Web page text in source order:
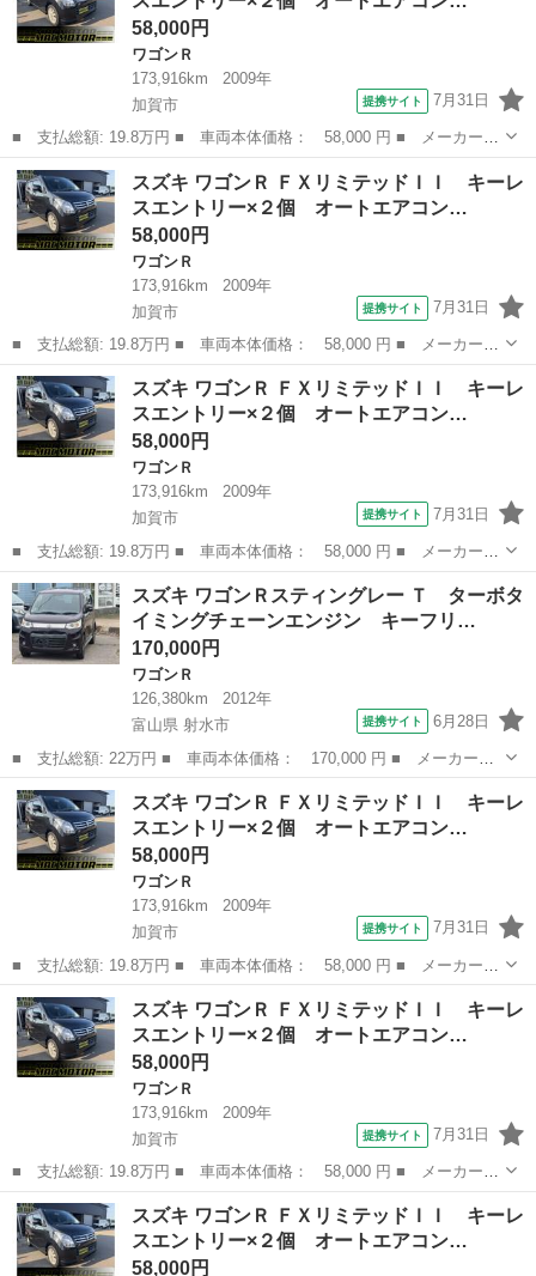
58,000円
ワゴンＲ
173,916km
2009年
加賀市
提携サイト 7月31日
■ 支払総額: 19.8万円 ■ 車両本体価格： 58,000 円 ■ メーカー
名： スズキ ■ 車種名： ワゴンＲ ■ グレード名： ＦＸリミテ
ッドＩＩ キーレスエントリー×２個 オートエアコン プッシュスタ
ート １４Ａ...
石川 加賀市 ワゴンＲ
スズキ ワゴンＲ ＦＸリミテッドＩＩ キーレ
スエントリー×２個 オートエアコン…
58,000円
ワゴンＲ
173,916km
2009年
加賀市
提携サイト 7月31日
■ 支払総額: 19.8万円 ■ 車両本体価格： 58,000 円 ■ メーカー
名： スズキ ■ 車種名： ワゴンＲ ■ グレード名： ＦＸリミテ
ッドＩＩ キーレスエントリー×２個 オートエアコン プッシュスタ
ート １４Ａ...
石川 加賀市 ワゴンＲ
スズキ ワゴンＲ ＦＸリミテッドＩＩ キーレ
スエントリー×２個 オートエアコン…
58,000円
ワゴンＲ
173,916km
2009年
加賀市
提携サイト 7月31日
■ 支払総額: 19.8万円 ■ 車両本体価格： 58,000 円 ■ メーカー
名： スズキ ■ 車種名： ワゴンＲ ■ グレード名： ＦＸリミテ
ッドＩＩ キーレスエントリー×２個 オートエアコン プッシュスタ
ート １４Ａ...
石川 加賀市 ワゴンＲ
スズキ ワゴンＲスティングレー Ｔ ターボタ
イミングチェーンエンジン キーフリ…
170,000円
ワゴンＲ
126,380km
2012年
富山県 射水市
提携サイト 6月28日
■ 支払総額: 22万円 ■ 車両本体価格： 170,000 円 ■ メーカー
名： スズキ ■ 車種名： ワゴンＲスティングレー ■ グレード
名： Ｔ ターボタイミングチェーンエンジン キーフリー プッシ
ュスタート アルミ...
富山 射水市 ワゴンＲ
スズキ ワゴンＲ ＦＸリミテッドＩＩ キーレ
スエントリー×２個 オートエアコン…
58,000円
ワゴンＲ
173,916km
2009年
加賀市
提携サイト 7月31日
■ 支払総額: 19.8万円 ■ 車両本体価格： 58,000 円 ■ メーカー
名： スズキ ■ 車種名： ワゴンＲ ■ グレード名： ＦＸリミテ
ッドＩＩ キーレスエントリー×２個 オートエアコン プッシュスタ
ート １４Ａ...
石川 加賀市 ワゴンＲ
スズキ ワゴンＲ ＦＸリミテッドＩＩ キーレ
スエントリー×２個 オートエアコン…
58,000円
ワゴンＲ
173,916km
2009年
加賀市
提携サイト 7月31日
■ 支払総額: 19.8万円 ■ 車両本体価格： 58,000 円 ■ メーカー
名： スズキ ■ 車種名： ワゴンＲ ■ グレード名： ＦＸリミテ
ッドＩＩ キーレスエントリー×２個 オートエアコン プッシュスタ
ート １４Ａ...
石川 加賀市 ワゴンＲ ワゴンR
スズキ ワゴンＲ ＦＸリミテッドＩＩ キーレ
スエントリー×２個 オートエアコン…
58,000円